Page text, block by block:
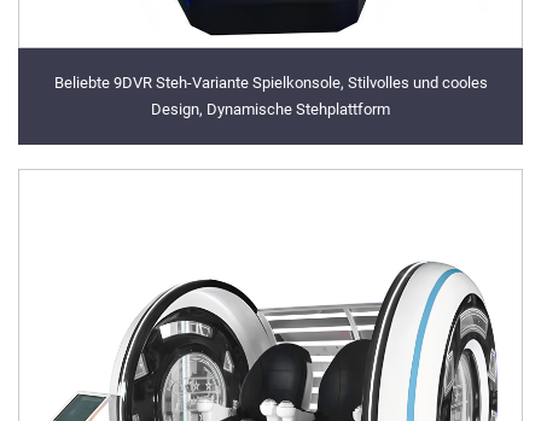
Beliebte 9DVR Steh-Variante Spielkonsole, Stilvolles und cooles
Design, Dynamische Stehplattform